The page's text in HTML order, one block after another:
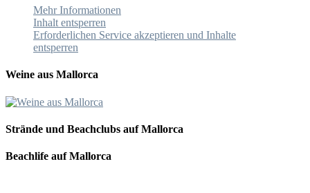
Mehr Informationen
Inhalt entsperren
Erforderlichen Service akzeptieren und Inhalte
entsperren
Weine aus Mallorca
Strände und Beachclubs auf Mallorca
Beachlife auf Mallorca